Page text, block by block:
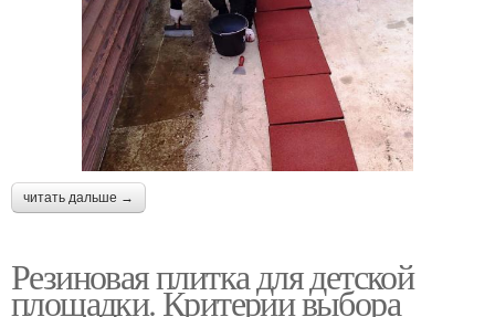
читать дальше →
Резиновая плитка для детской
площадки. Критерии выбора